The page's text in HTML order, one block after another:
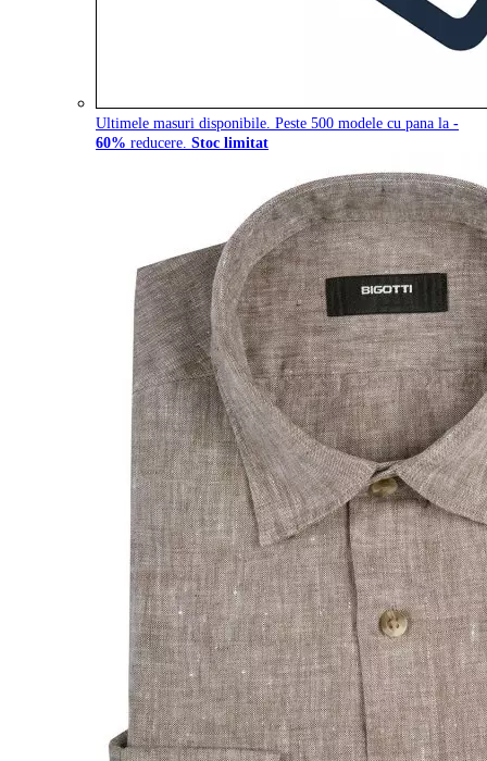
Ultimele masuri disponibile. Peste 500 modele cu pana la -
60% reducere. Stoc limitat